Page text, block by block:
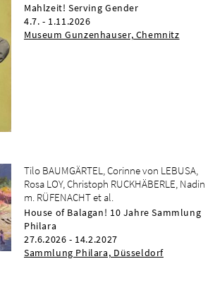
Mahlzeit! Serving Gender
4.7. - 1.11.2026
Museum Gunzenhauser, Chemnitz
Tilo BAUMGÄRTEL, Corinne von LEBUSA,
Rosa LOY, Christoph RUCKHÄBERLE, Nadin
m. RÜFENACHT et al.
House of Balagan! 10 Jahre Sammlung
Philara
27.6.2026 - 14.2.2027
Sammlung Philara, Düsseldorf